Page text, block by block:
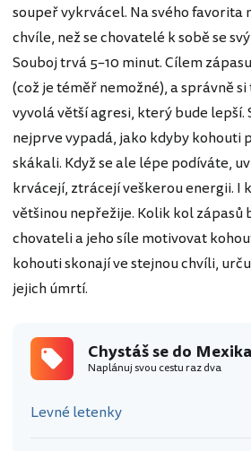
soupeř vykrvácel. Na svého favorita
chvíle, než se chovatelé k sobě se
Souboj trvá 5–10 minut. Cílem
(což je téměř nemožné), a správně
vyvolá větší agresi, který bude lepší.
nejprve vypadá, jako kdyby kohouti
skákali. Když se ale lépe podíváte,
krvácejí, ztrácejí veškerou energii. I
většinou nepřežije. Kolik kol zápasů
chovateli a jeho síle motivovat
kohouti skonají ve stejnou chvíli,
jejich úmrtí.
Chystáš se do
Naplánuj svou cestu raz dva
Levné letenky